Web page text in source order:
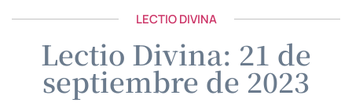
LECTIO DIVINA
Lectio Divina: 21 de
septiembre de 2023